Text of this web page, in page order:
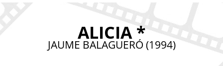
ALICIA *
JAUME BALAGUERÓ (1994)